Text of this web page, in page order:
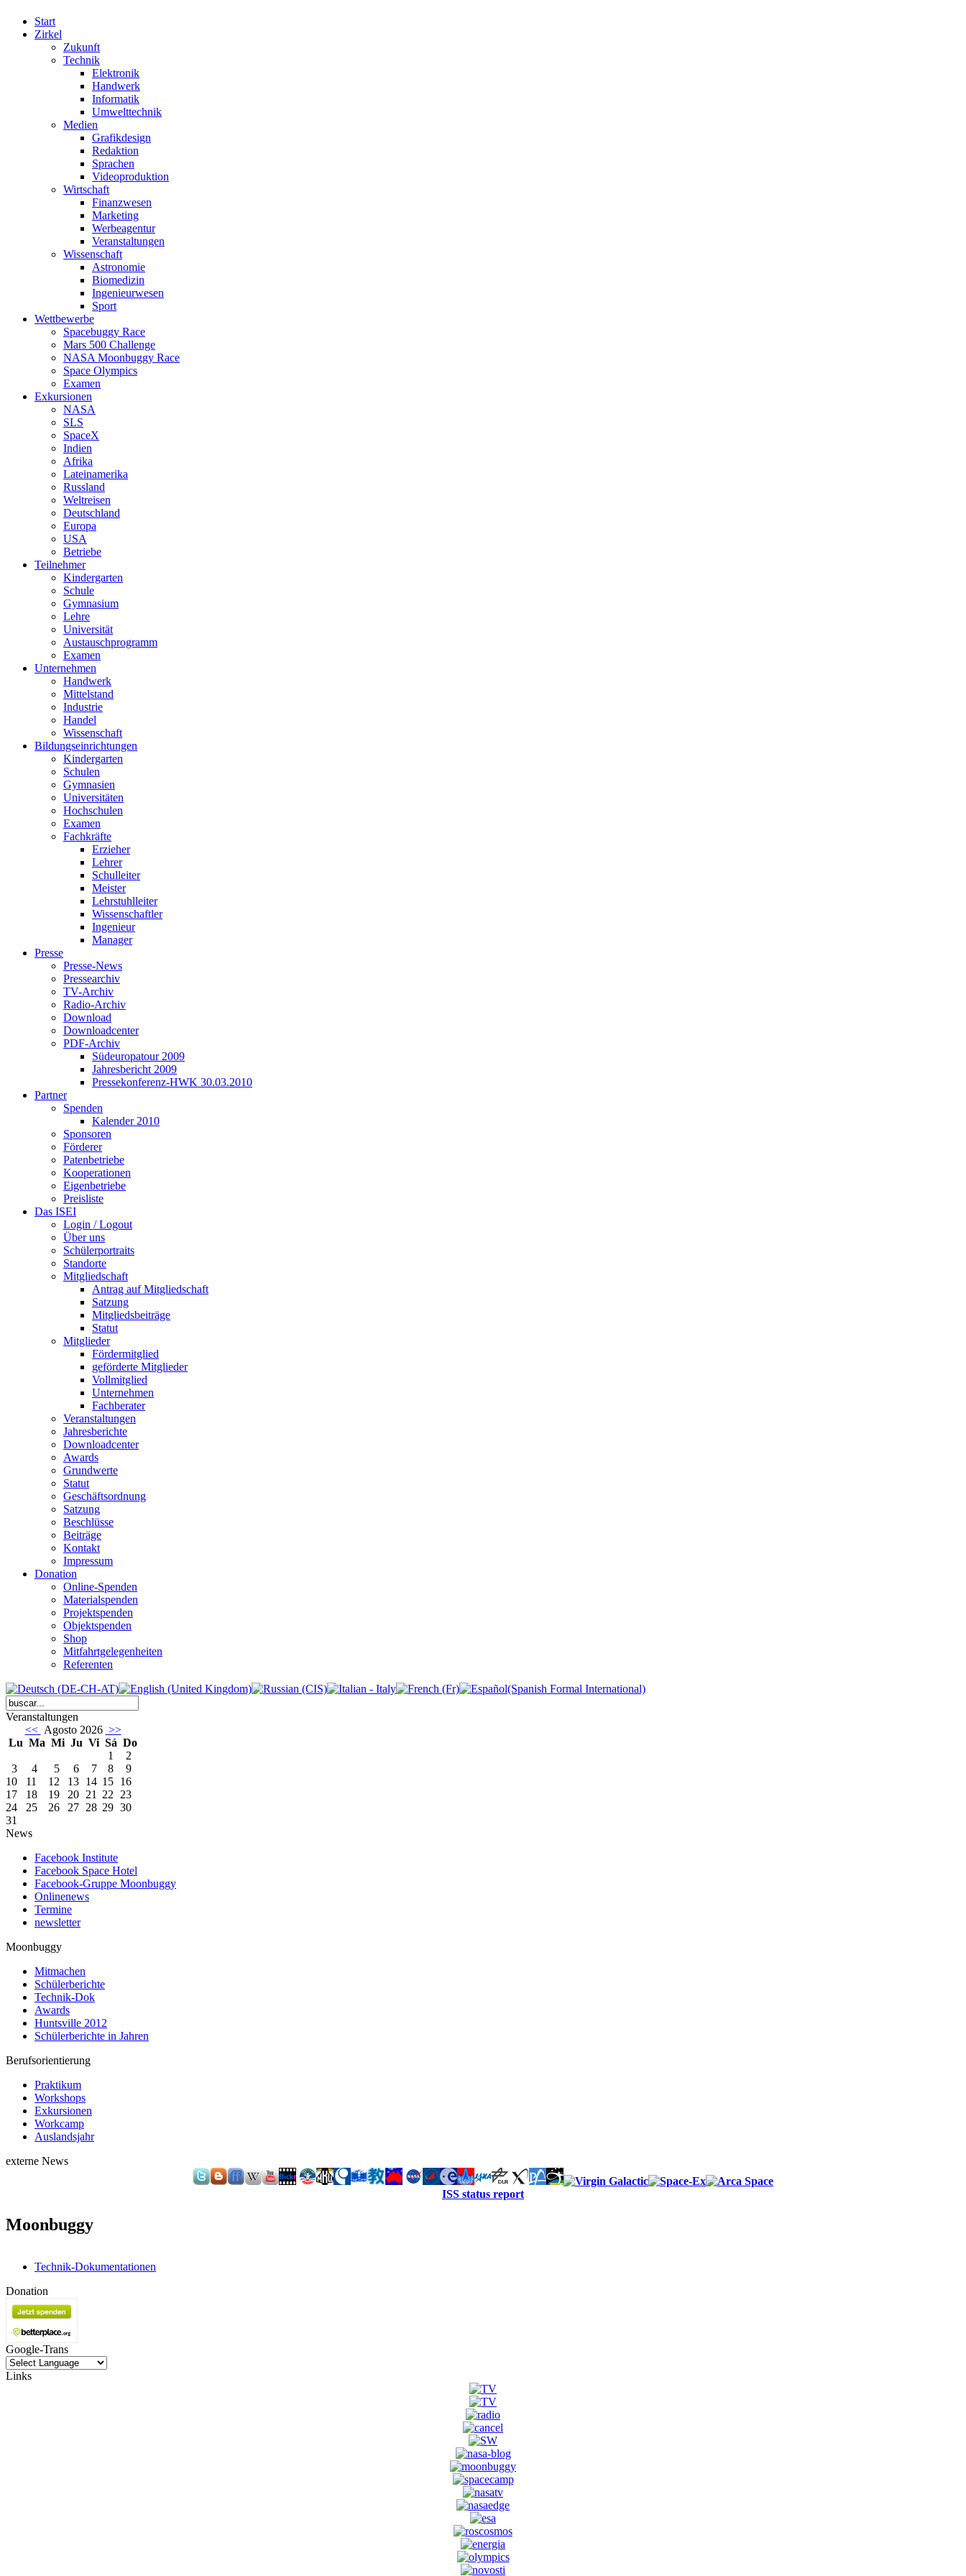
Start
Zirkel
Zukunft
Technik
Elektronik
Handwerk
Informatik
Umwelttechnik
Medien
Grafikdesign
Redaktion
Sprachen
Videoproduktion
Wirtschaft
Finanzwesen
Marketing
Werbeagentur
Veranstaltungen
Wissenschaft
Astronomie
Biomedizin
Ingenieurwesen
Sport
Wettbewerbe
Spacebuggy Race
Mars 500 Challenge
NASA Moonbuggy Race
Space Olympics
Examen
Exkursionen
NASA
SLS
SpaceX
Indien
Afrika
Lateinamerika
Russland
Weltreisen
Deutschland
Europa
USA
Betriebe
Teilnehmer
Kindergarten
Schule
Gymnasium
Lehre
Universität
Austauschprogramm
Examen
Unternehmen
Handwerk
Mittelstand
Industrie
Handel
Wissenschaft
Bildungseinrichtungen
Kindergarten
Schulen
Gymnasien
Universitäten
Hochschulen
Examen
Fachkräfte
Erzieher
Lehrer
Schulleiter
Meister
Lehrstuhlleiter
Wissenschaftler
Ingenieur
Manager
Presse
Presse-News
Pressearchiv
TV-Archiv
Radio-Archiv
Download
Downloadcenter
PDF-Archiv
Südeuropatour 2009
Jahresbericht 2009
Pressekonferenz-HWK 30.03.2010
Partner
Spenden
Kalender 2010
Sponsoren
Förderer
Patenbetriebe
Kooperationen
Eigenbetriebe
Preisliste
Das ISEI
Login / Logout
Über uns
Schülerportraits
Standorte
Mitgliedschaft
Antrag auf Mitgliedschaft
Satzung
Mitgliedsbeiträge
Statut
Mitglieder
Fördermitglied
geförderte Mitglieder
Vollmitglied
Unternehmen
Fachberater
Veranstaltungen
Jahresberichte
Downloadcenter
Awards
Grundwerte
Statut
Geschäftsordnung
Satzung
Beschlüsse
Beiträge
Kontakt
Impressum
Donation
Online-Spenden
Materialspenden
Projektspenden
Objektspenden
Shop
Mitfahrtgelegenheiten
Referenten
Veranstaltungen
<< Agosto 2026 >>
Lu Ma Mi Ju Vi Sá Do
1
2
3
4 5 6 7 8
9
10
11 12 13 14 15 16
17
18 19 20 21 22 23
24
25 26 27 28 29 30
31
News
Facebook Institute
Facebook Space Hotel
Facebook-Gruppe Moonbuggy
Onlinenews
Termine
newsletter
Moonbuggy
Mitmachen
Schülerberichte
Technik-Dok
Awards
Huntsville 2012
Schülerberichte in Jahren
Berufsorientierung
Praktikum
Workshops
Exkursionen
Workcamp
Auslandsjahr
externe News
ISS status report
Moonbuggy
Technik-Dokumentationen
Donation
Google-Trans
Links